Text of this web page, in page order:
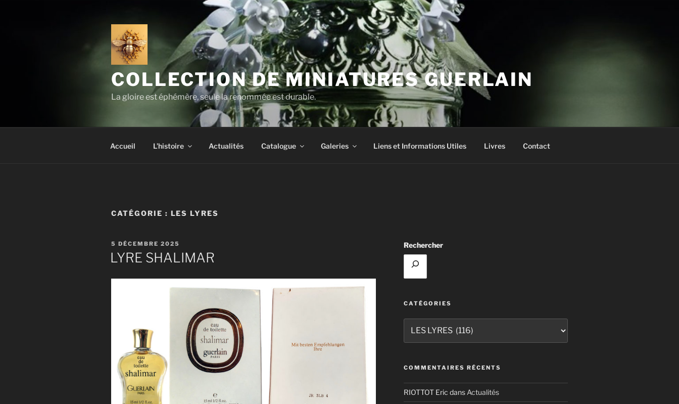
COLLECTION DE MINIATURES GUERLAIN
La gloire est éphémère, seule la renommée est durable.
Accueil L’histoire Actualités Catalogue Galeries Liens et Informations Utiles Livres Contact
CATÉGORIE : LES LYRES
PUBLIÉ
LE
5 DÉCEMBRE 2025
LYRE SHALIMAR
Rechercher
CATÉGORIES
COMMENTAIRES RÉCENTS
RIOTTOT Eric dans Actualités